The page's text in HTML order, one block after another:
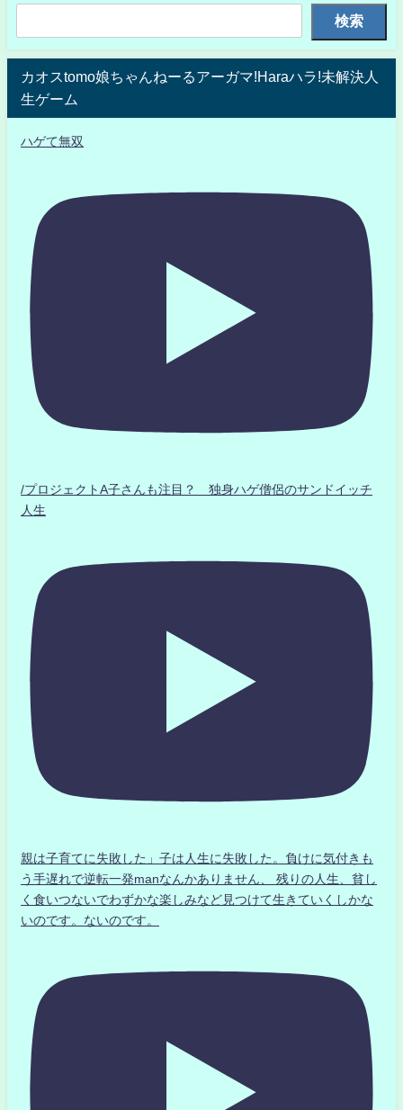
検索
カオスtomo娘ちゃんねーるアーガマ!Haraハラ!未解決人
生ゲーム
ハゲて無双
/プロジェクトA子さんも注目？ 独身ハゲ僧侶のサンドイッチ
人生
親は子育てに失敗した」子は人生に失敗した。負けに気付きも
う手遅れで逆転一発manなんかありません、 残りの人生、貧し
く食いつないでわずかな楽しみなど見つけて生きていくしかな
いのです。ないのです。